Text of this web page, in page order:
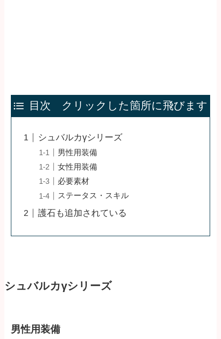
目次 クリックした箇所に飛びます
シュバルカγシリーズ
男性用装備
女性用装備
必要素材
ステータス・スキル
護石も追加されている
シュバルカγシリーズ
男性用装備